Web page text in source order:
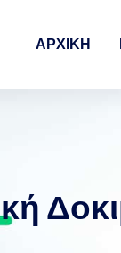
ΑΡΧΙΚΉ